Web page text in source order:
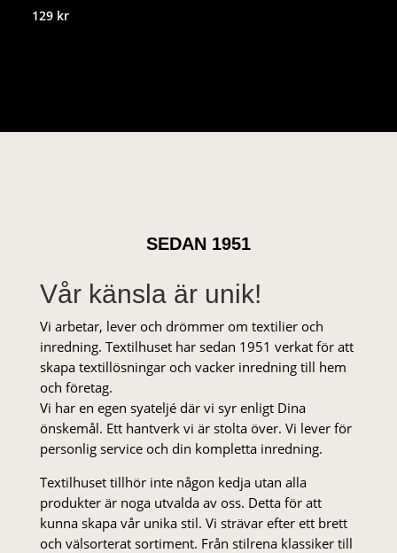
129 kr
SEDAN 1951
Vår känsla är unik!
Vi arbetar, lever och drömmer om textilier och
inredning. Textilhuset har sedan 1951 verkat för att
skapa textillösningar och vacker inredning till hem
och företag.
Vi har en egen syateljé där vi syr enligt Dina
önskemål. Ett hantverk vi är stolta över. Vi lever för
personlig service och din kompletta inredning.
Textilhuset tillhör inte någon kedja utan alla
produkter är noga utvalda av oss. Detta för att
kunna skapa vår unika stil. Vi strä­var efter ett brett
och välsorterat sor­ti­ment. Från stil­rena klas­siker till